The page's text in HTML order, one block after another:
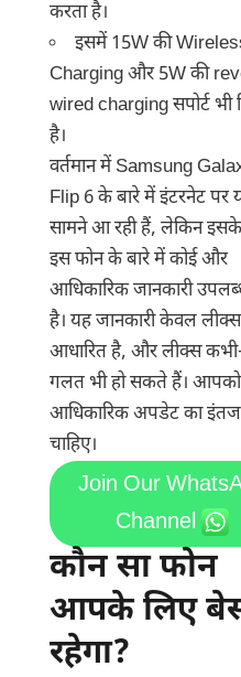
करता है।
इसमें 15W की
Charging और 5W की
wired charging सपोर्ट भी
है।
वर्तमान में Samsung
Flip 6 के बारे में इंटरनेट पर
सामने आ रही हैं, लेकिन
इस फोन के बारे में कोई और
आधिकारिक जानकारी
है। यह जानकारी केवल
आधारित है, और लीक्स
गलत भी हो सकते हैं। आपको
आधिकारिक अपडेट का
चाहिए।
Join Our
Channel
कौन सा फोन
आपके लिए
रहेगा?